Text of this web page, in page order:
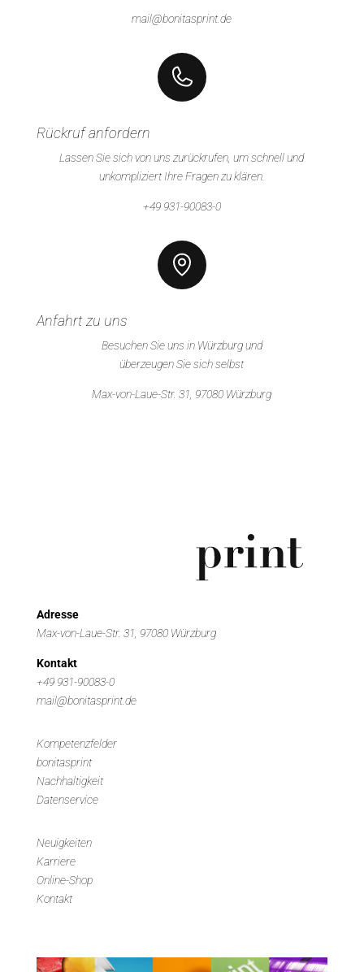
mail@bonitasprint.de
Rückruf anfordern
Lassen Sie sich von uns zurückrufen, um schnell und
unkompliziert Ihre Fragen zu klären.
+49 931-90083-0
Anfahrt zu uns
Besuchen Sie uns in Würzburg und
überzeugen Sie sich selbst
Max-von-Laue-Str. 31, 97080 Würzburg
Adresse
Max-von-Laue-Str. 31, 97080 Würzburg
Kontakt
+49 931-90083-0
mail@bonitasprint.de
Kompetenzfelder
bonitasprint
Nachhaltigkeit
Datenservice
Neuigkeiten
Karriere
Online-Shop
Kontakt